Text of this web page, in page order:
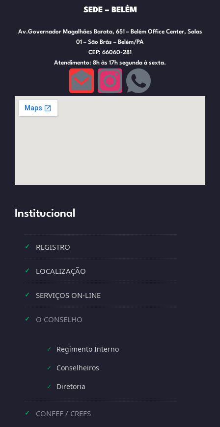
SEDE – BELÉM
Av.Governador Magalhães Barata, 651 – Belém Office Center, Salas
01 – São Brás – Belém/PA
CEP: 66060-281
Atendimento: 8h às 17h segunda à sexta.
Institucional
✓ REGISTRO
✓ LOCALIZAÇÃO
✓ SERVIÇOS ON-LINE
✓ O CONSELHO
✓ Regimento Interno
✓ Conselheiros
✓ Diretoria
✓ CONFEF / CREFS